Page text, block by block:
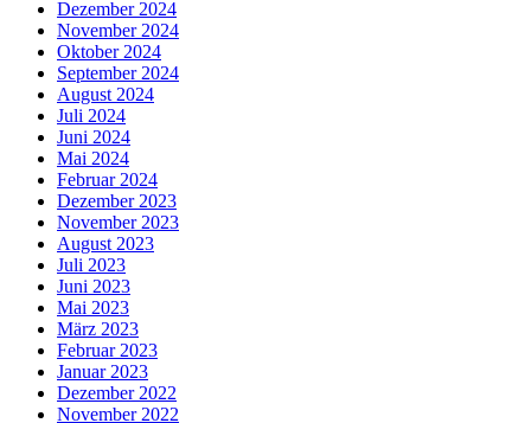
Dezember 2024
November 2024
Oktober 2024
September 2024
August 2024
Juli 2024
Juni 2024
Mai 2024
Februar 2024
Dezember 2023
November 2023
August 2023
Juli 2023
Juni 2023
Mai 2023
März 2023
Februar 2023
Januar 2023
Dezember 2022
November 2022